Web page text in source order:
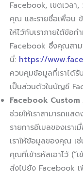
Facebook, เขตเวลา
คุณ และรายชื่อเพื่อน
ให้ไว้กับเราภายใต้ข้อ
Facebook ซึ่งคุณสา
นี่: https://
ควบคุมข้อมูลที่เราได้
เป็นส่วนตัวในบัญชี
Facebook
ช่วยให้เราสามารถแ
รายการอีเมลของเรา
เราให้ข้อมูลของคุณ เ
คุณที่เข้ารหัสเอาไว้ (“
ส่งไปยัง Facebook